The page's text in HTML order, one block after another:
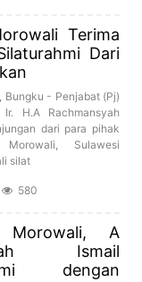
Terima
Dari
Bungku - Penjabat (Pj)
H.A Rachmansyah
dari para pihak
Sulawesi
silat
580
A
Ismail
dengan